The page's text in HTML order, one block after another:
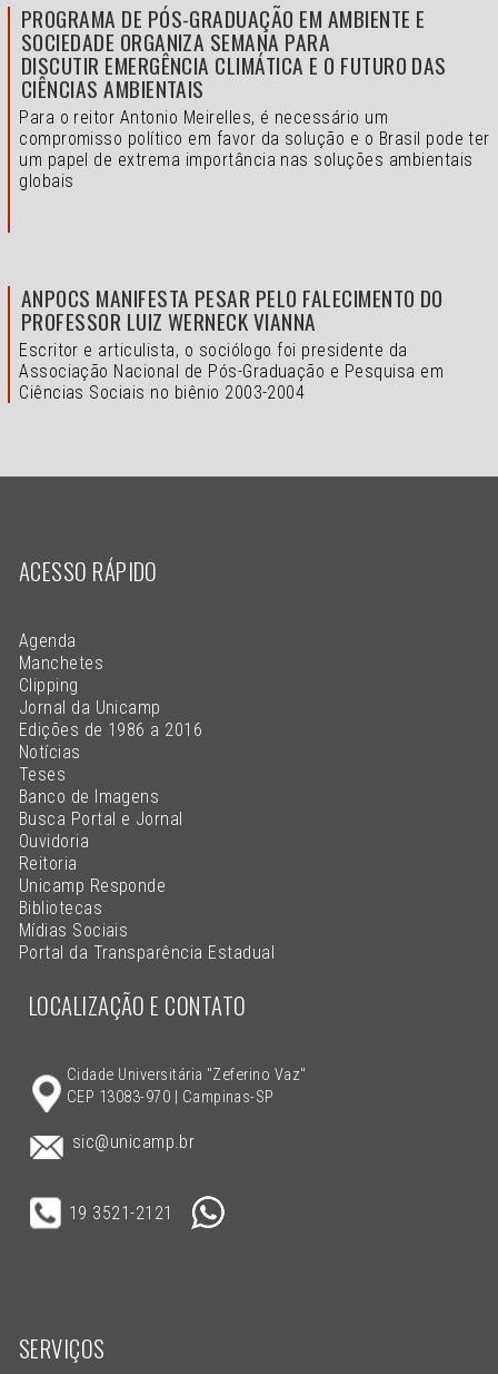
PROGRAMA DE PÓS-GRADUAÇÃO EM AMBIENTE E
SOCIEDADE ORGANIZA SEMANA PARA
DISCUTIR EMERGÊNCIA CLIMÁTICA E O FUTURO DAS
CIÊNCIAS AMBIENTAIS
Para o reitor Antonio Meirelles, é necessário um
compromisso político em favor da solução e o Brasil pode ter
um papel de extrema importância nas soluções ambientais
globais
ANPOCS MANIFESTA PESAR PELO FALECIMENTO DO
PROFESSOR LUIZ WERNECK VIANNA
Escritor e articulista, o sociólogo foi presidente da
Associação Nacional de Pós-Graduação e Pesquisa em
Ciências Sociais no biênio 2003-2004
ACESSO RÁPIDO
Agenda
Manchetes
Clipping
Jornal da Unicamp
Edições de 1986 a 2016
Notícias
Teses
Banco de Imagens
Busca Portal e Jornal
Ouvidoria
Reitoria
Unicamp Responde
Bibliotecas
Mídias Sociais
Portal da Transparência Estadual
LOCALIZAÇÃO E CONTATO
Cidade Universitária "Zeferino Vaz"
CEP 13083-970 | Campinas-SP
sic@unicamp.br
19 3521-2121
SERVIÇOS